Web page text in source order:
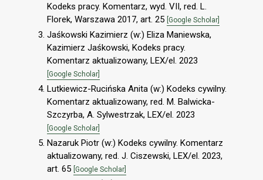
Kodeks pracy. Komentarz, wyd. VII, red. L.
Florek, Warszawa 2017, art. 25 [Google Scholar]
Jaśkowski Kazimierz (w:) Eliza Maniewska,
Kazimierz Jaśkowski, Kodeks pracy.
Komentarz aktualizowany, LEX/el. 2023
[Google Scholar]
Lutkiewicz-Rucińska Anita (w:) Kodeks cywilny.
Komentarz aktualizowany, red. M. Balwicka-
Szczyrba, A. Sylwestrzak, LEX/el. 2023
[Google Scholar]
Nazaruk Piotr (w:) Kodeks cywilny. Komentarz
aktualizowany, red. J. Ciszewski, LEX/el. 2023,
art. 65 [Google Scholar]